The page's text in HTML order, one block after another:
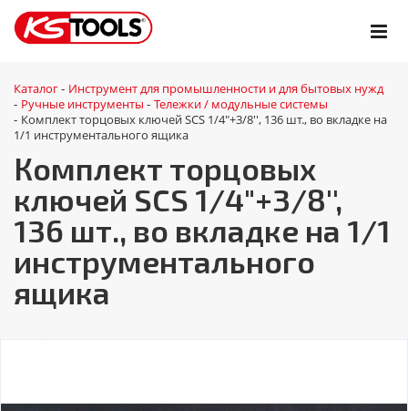
Каталог - Инструмент для промышленности и для бытовых нужд
- Ручные инструменты - Тележки / модульные системы
- Комплект торцовых ключей SCS 1/4"+3/8'', 136 шт., во вкладке на
1/1 инструментального ящика
Комплект торцовых
ключей SCS 1/4"+3/8'',
136 шт., во вкладке на 1/1
инструментального
ящика